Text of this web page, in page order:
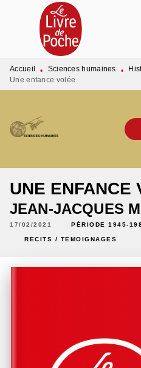
MENU RECHERCHE
PIED DE PAGE
Accueil • Sciences humaines •
Une enfance volée
UNE ENFANCE
JEAN-JACQUES
17/02/2021 PÉRIODE 1945-
RÉCITS / TÉMOIGNAGES